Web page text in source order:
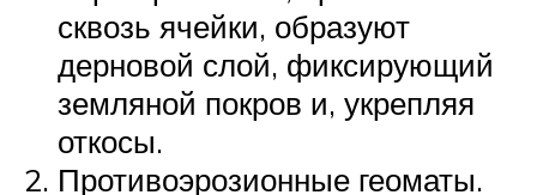
сквозь ячейки, образуют
дерновой слой, фиксирующий
земляной покров и, укрепляя
откосы.
Противоэрозионные геоматы.